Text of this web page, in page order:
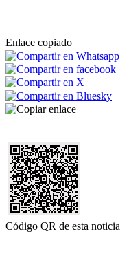
Enlace copiado
Código QR de esta noticia